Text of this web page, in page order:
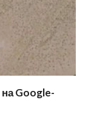
Google-